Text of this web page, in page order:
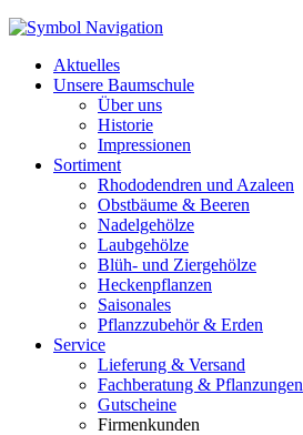
Aktuelles
Unsere Baumschule
Über uns
Historie
Impressionen
Sortiment
Rhododendren und Azaleen
Obstbäume & Beeren
Nadelgehölze
Laubgehölze
Blüh- und Ziergehölze
Heckenpflanzen
Saisonales
Pflanzzubehör & Erden
Service
Lieferung & Versand
Fachberatung & Pflanzungen
Gutscheine
Firmenkunden